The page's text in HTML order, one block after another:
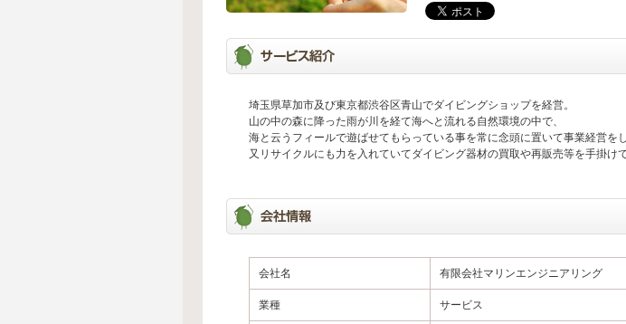
埼玉県草加市及び東京都渋谷区青山でダイビングショップを経営。
山の中の森に降った雨が川を経て海へと流れる自然環境の中で、
海と云うフィールで遊ばせてもらっている事を常に念頭に置いて事業経営をし
又リサイクルにも力を入れていてダイビング器材の買取や再販売等を手掛けて
会社名 有限会社マリンエンジニアリング
業種 サービス